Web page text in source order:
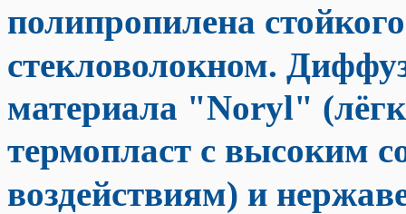
полипропилена
стекловолокном.
материала "Noryl"
термопласт с высоким
воздействиям) и